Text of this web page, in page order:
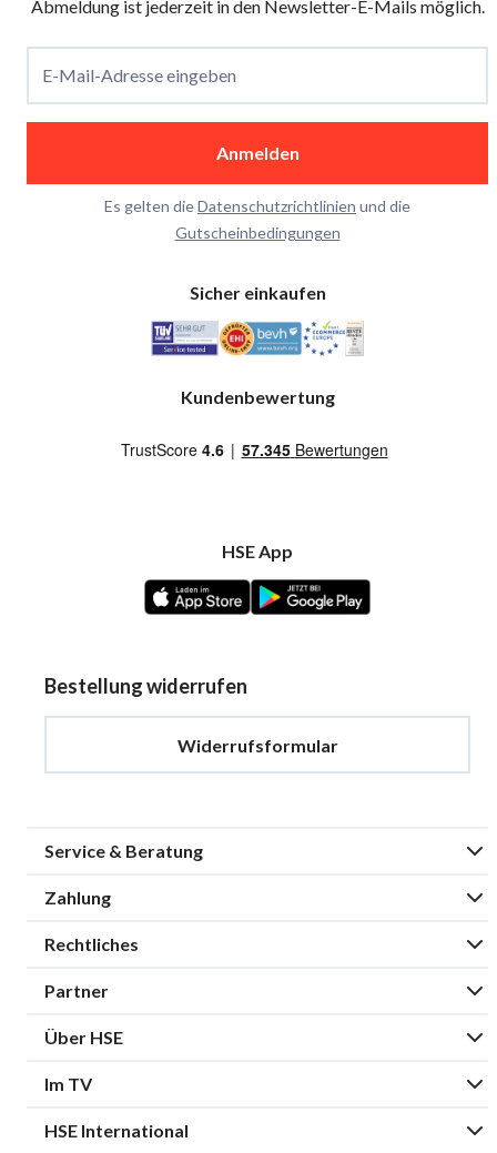
Abmeldung ist jederzeit in den Newsletter-E-Mails möglich.
E-Mail-Adresse eingeben
Anmelden
Es gelten dieDatenschutzrichtlinien und die
Gutscheinbedingungen
Sicher einkaufen
Kundenbewertung
HSE App
Bestellung widerrufen
Widerrufsformular
Service & Beratung
Zahlung
Rechtliches
Partner
Über HSE
Im TV
HSE International